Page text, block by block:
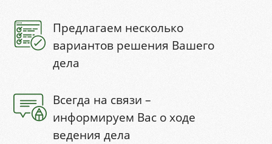
Предлагаем несколько
вариантов решения Вашего
дела
Всегда на связи –
информируем Вас о ходе
ведения дела